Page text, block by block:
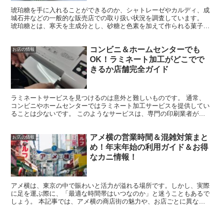
琥珀糖を手に入れることができるのか、シャトレーゼやカルディ、成
城石井などの一般的な販売店での取り扱い状況を調査しています。
琥珀糖とは、寒天を主成分とし、砂糖と色素を加えて作られる菓子で
お店の情報
コンビニ＆ホームセンターでも
OK！ラミネート加工がどこでで
きるか店舗完全ガイド
ラミネートサービスを見つけるのは意外と難しいものです。 通常、
コンビニやホームセンターではラミネート加工サービスを提供してい
ることは少ないです。 このようなサービスは、専門の印刷業者が担
お店の情報
アメ横の営業時間＆混雑対策まと
め！年末年始の利用ガイド＆お得
なカニ情報！
アメ横は、東京の中で賑わいと活力が溢れる場所です。しかし、実際
に足を運ぶ際に、「最適な時間帯はいつなのか」と迷うこともあるで
しょう。 本記事では、アメ横の商店街の魅力や、お店ごとに異なる